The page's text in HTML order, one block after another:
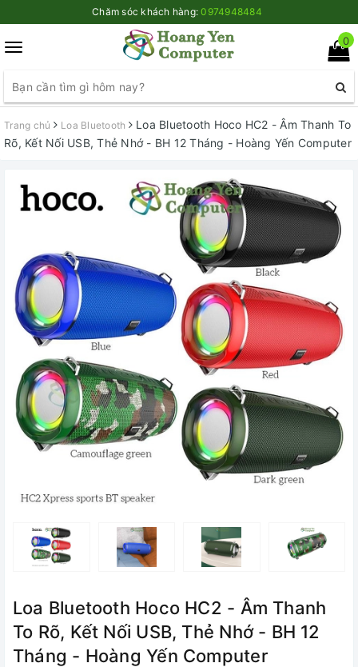
Chăm sóc khách hàng:0974948484
Toggle
0
Trang chủ Loa Bluetooth
Loa Bluetooth Hoco HC2 - Âm Thanh To
Rõ, Kết Nối USB, Thẻ Nhớ - BH 12 Tháng - Hoàng Yến Computer
Loa Bluetooth Hoco HC2 - Âm Thanh
To Rõ, Kết Nối USB, Thẻ Nhớ - BH 12
Tháng - Hoàng Yến Computer